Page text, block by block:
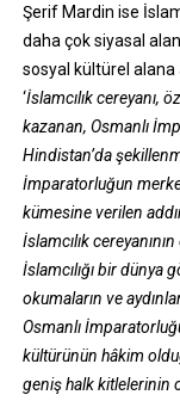
Şerif Mardin ise
daha çok siyasal
sosyal kültürel alana
‘İslamcılık cereyanı,
kazanan, Osmanlı
Hindistan’da
İmparatorluğun
kümesine verilen
İslamcılık
İslamcılığı bir dünya
okumaların ve
Osmanlı
kültürünün hâkim
geniş halk kitlelerinin